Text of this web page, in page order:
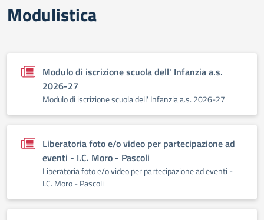
Modulistica
Modulo di iscrizione scuola dell' Infanzia a.s.
2026-27
Modulo di iscrizione scuola dell' Infanzia a.s. 2026-27
Liberatoria foto e/o video per partecipazione ad
eventi - I.C. Moro - Pascoli
Liberatoria foto e/o video per partecipazione ad eventi -
I.C. Moro - Pascoli